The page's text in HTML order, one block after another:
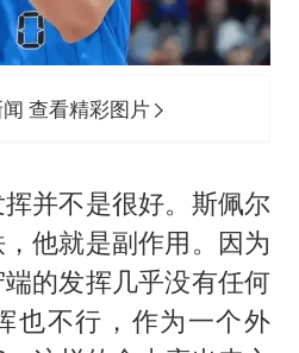
查看精彩图片
并不是很好。斯佩尔
他就是副作用。因为
的发挥几乎没有任何
也不行，作为一个外